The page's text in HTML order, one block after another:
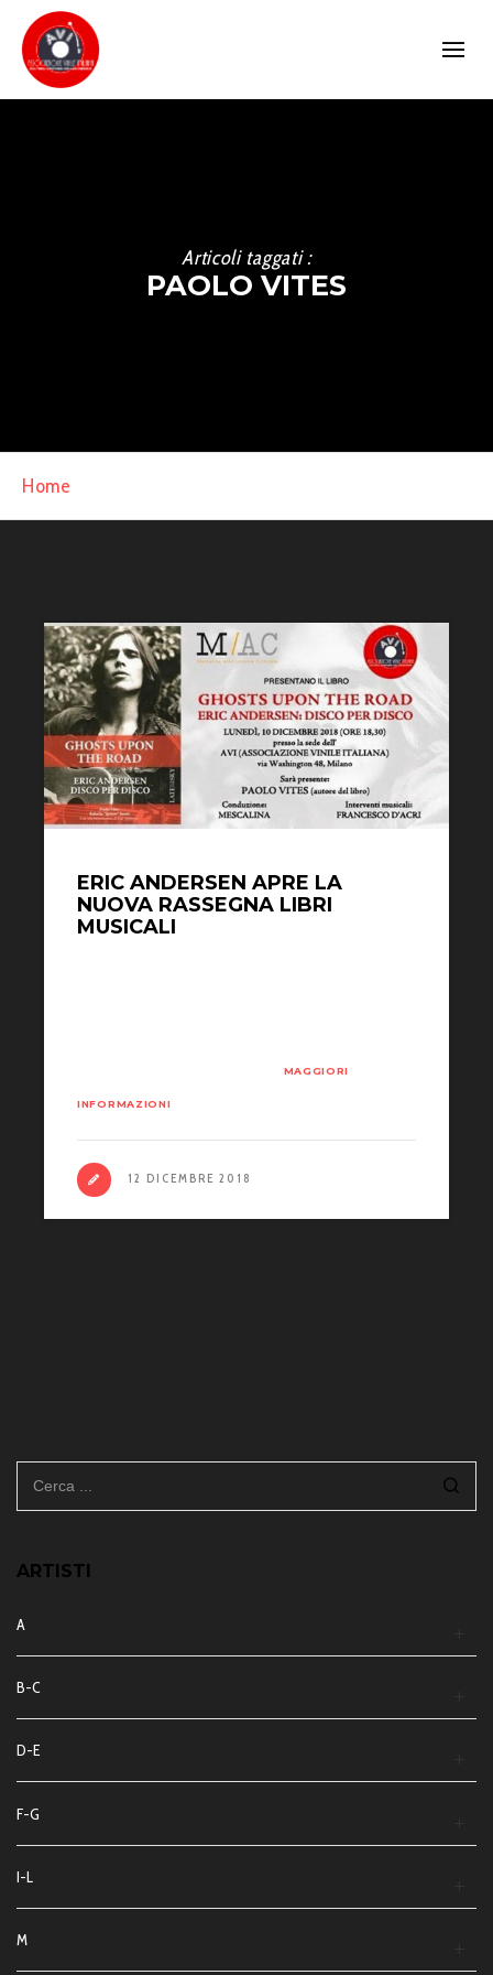
Articoli taggati :
PAOLO VITES
Home
ERIC ANDERSEN APRE LA
NUOVA RASSEGNA LIBRI
MUSICALI
MAGGIORI
INFORMAZIONI
12 DICEMBRE 2018
ARTISTI
A
B-C
D-E
F-G
I-L
M